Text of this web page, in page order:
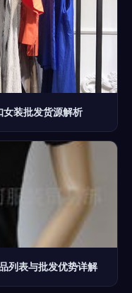
装批发货源解析
列表与批发优势详解